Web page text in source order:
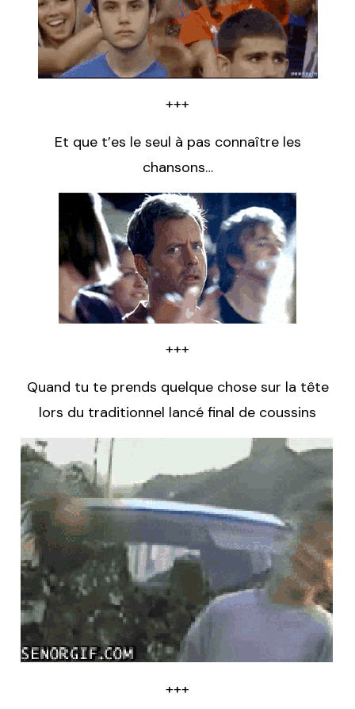
+++
Et que t’es le seul à pas connaître les
chansons…
+++
Quand tu te prends quelque chose sur la tête
lors du traditionnel lancé final de coussins
+++